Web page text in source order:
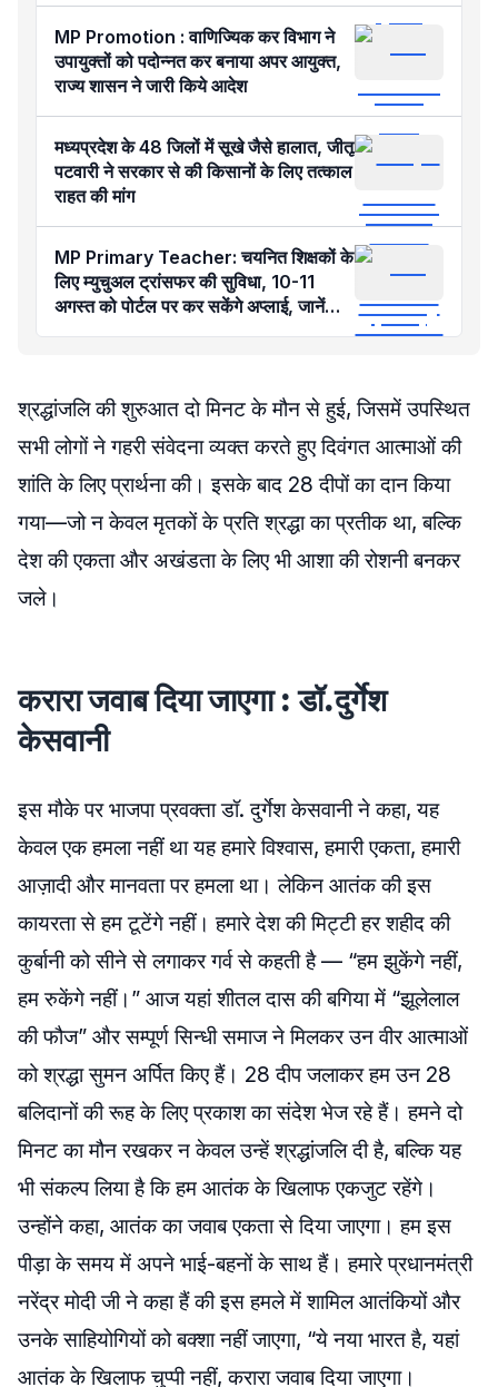
MP Promotion : वाणिज्यिक कर विभाग ने
उपायुक्तों को पदोन्नत कर बनाया अपर आयुक्त,
राज्य शासन ने जारी किये आदेश
मध्यप्रदेश के 48 जिलों में सूखे जैसे हालात, जीतू
पटवारी ने सरकार से की किसानों के लिए तत्काल
राहत की मांग
MP Primary Teacher: चयनित शिक्षकों के
लिए म्युचुअल ट्रांसफर की सुविधा, 10-11
अगस्त को पोर्टल पर कर सकेंगे अप्लाई, जानें
नियम-शर्तें
श्रद्धांजलि की शुरुआत दो मिनट के मौन से हुई, जिसमें उपस्थित
सभी लोगों ने गहरी संवेदना व्यक्त करते हुए दिवंगत आत्माओं की
शांति के लिए प्रार्थना की। इसके बाद 28 दीपों का दान किया
गया—जो न केवल मृतकों के प्रति श्रद्धा का प्रतीक था, बल्कि
देश की एकता और अखंडता के लिए भी आशा की रोशनी बनकर
जले।
करारा जवाब दिया जाएगा : डॉ.दुर्गेश
केसवानी
इस मौके पर भाजपा प्रवक्ता डॉ. दुर्गेश केसवानी ने कहा, यह
केवल एक हमला नहीं था यह हमारे विश्वास, हमारी एकता, हमारी
आज़ादी और मानवता पर हमला था। लेकिन आतंक की इस
कायरता से हम टूटेंगे नहीं। हमारे देश की मिट्टी हर शहीद की
कुर्बानी को सीने से लगाकर गर्व से कहती है — “हम झुकेंगे नहीं,
हम रुकेंगे नहीं।” आज यहां शीतल दास की बगिया में “झूलेलाल
की फौज” और सम्पूर्ण सिन्धी समाज ने मिलकर उन वीर आत्माओं
को श्रद्धा सुमन अर्पित किए हैं। 28 दीप जलाकर हम उन 28
बलिदानों की रूह के लिए प्रकाश का संदेश भेज रहे हैं। हमने दो
मिनट का मौन रखकर न केवल उन्हें श्रद्धांजलि दी है, बल्कि यह
भी संकल्प लिया है कि हम आतंक के खिलाफ एकजुट रहेंगे।
उन्होंने कहा, आतंक का जवाब एकता से दिया जाएगा। हम इस
पीड़ा के समय में अपने भाई-बहनों के साथ हैं। हमारे प्रधानमंत्री
नरेंद्र मोदी जी ने कहा हैं की इस हमले में शामिल आतंकियों और
उनके साहियोगियों को बक्शा नहीं जाएगा, “ये नया भारत है, यहां
आतंक के खिलाफ चुप्पी नहीं, करारा जवाब दिया जाएगा।